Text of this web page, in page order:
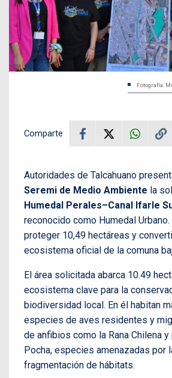
Fotografía:
Comparte
Autoridades de Talcahuano
Seremi de Medio Ambiente la
Humedal Perales–Canal Ifarle
reconocido como Humedal
proteger 10,49 hectáreas y
ecosistema oficial de la comuna
El área solicitada abarca 10.49
ecosistema clave para la
biodiversidad local. En él habitan
especies de aves residentes y
de anfibios como la Rana Chilena
Pocha, especies amenazadas por
fragmentación de hábitats.